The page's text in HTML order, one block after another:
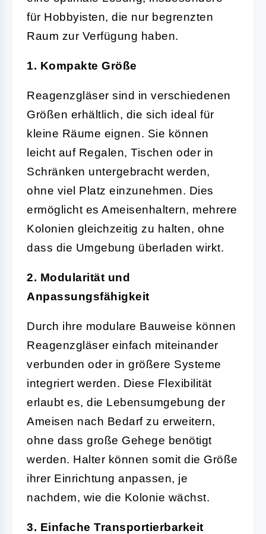
für Hobbyisten, die nur begrenzten
Raum zur Verfügung haben.
1. Kompakte Größe
Reagenzgläser sind in verschiedenen
Größen erhältlich, die sich ideal für
kleine Räume eignen. Sie können
leicht auf Regalen, Tischen oder in
Schränken untergebracht werden,
ohne viel Platz einzunehmen. Dies
ermöglicht es Ameisenhaltern, mehrere
Kolonien gleichzeitig zu halten, ohne
dass die Umgebung überladen wirkt.
2. Modularität und
Anpassungsfähigkeit
Durch ihre modulare Bauweise können
Reagenzgläser einfach miteinander
verbunden oder in größere Systeme
integriert werden. Diese Flexibilität
erlaubt es, die Lebensumgebung der
Ameisen nach Bedarf zu erweitern,
ohne dass große Gehege benötigt
werden. Halter können somit die Größe
ihrer Einrichtung anpassen, je
nachdem, wie die Kolonie wächst.
3. Einfache Transportierbarkeit